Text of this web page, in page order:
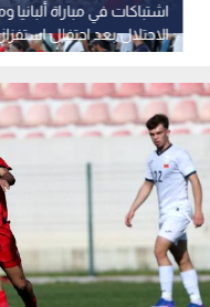
اشتباكات في مباراة ألبانيا
الاحتلال بعد احتفال
من كيان الاحتلال أمام